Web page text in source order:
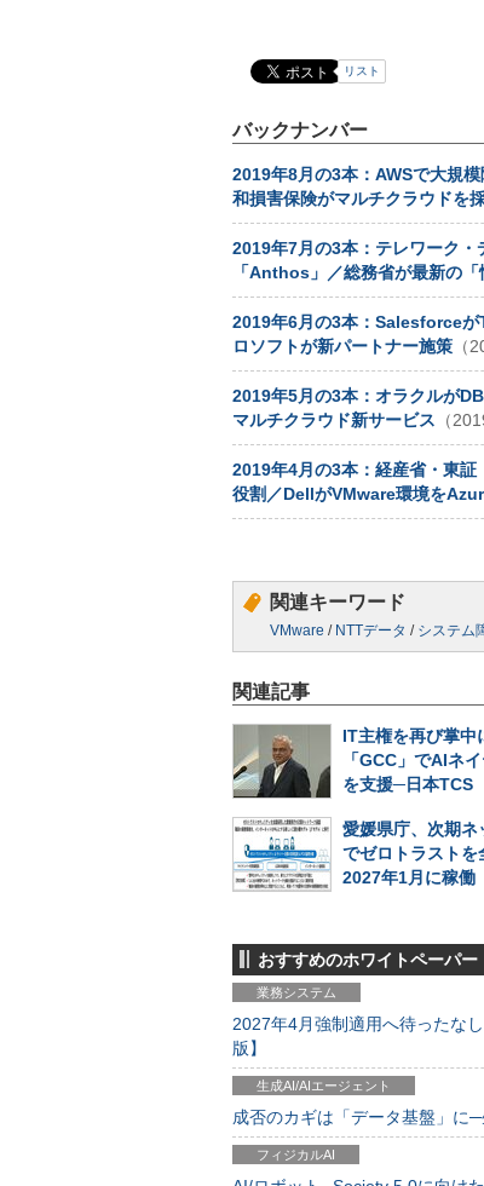
リスト
バックナンバー
2019年8月の3本：AWSで大規
和損害保険がマルチクラウドを
2019年7月の3本：テレワーク
「Anthos」／総務省が最新の「
2019年6月の3本：Salesforceが
ロソフトが新パートナー施策 （
2019年5月の3本：オラクルが
マルチクラウド新サービス （
2019年4月の3本：経産省・東
役割／DellがVMware環境を
関連キーワード
VMware / NTTデータ / システム
関連記事
IT主権を再び掌中
「GCC」でAIネ
を支援─日本TCS
愛媛県庁、次期ネ
でゼロトラストを
2027年1月に稼働
おすすめのホワイトペーパー
業務システム
2027年4月強制適用へ待ったな
版】
生成AI/AIエージェント
成否のカギは「データ基盤」に
フィジカルAI